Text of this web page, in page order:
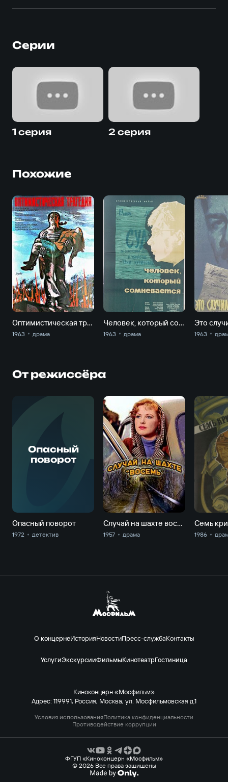
Серии
1 серия 2 серия
Похожие
Оптимистическая трагедия
1963 драма
Человек, который сомневается
1963 драма 1963
От режиссёра
Опасный
поворот
Опасный поворот
1972 детектив
Случай на шахте восемь
1957 драма
Семь
1986
О концернеИсторияНовостиПресс-службаКонтакты
УслугиЭкскурсииФильмыКинотеатрГостиница
Киноконцерн «Мосфильм»
Адрес: 119991, Россия, Москва, ул. Мосфильмовская д.1
Условия использованияПолитика конфиденциальности
Противодействие коррупции
ФГУП «Киноконцерн «Мосфильм»
© 2026 Все права защищены